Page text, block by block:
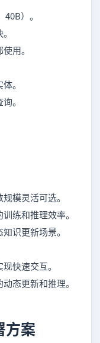
）。
用。
。
。
模灵活可选。
练和推理效率。
识更新场景。
快速交互。
态更新和推理。
方案